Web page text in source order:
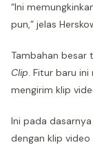
“Ini
pun,” jelas
Tambahan besar
Clip. Fitur baru
mengirim klip
Ini pada
dengan klip